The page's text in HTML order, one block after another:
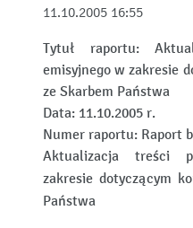
11.10.2005 16:55
Tytuł raportu:
emisyjnego w zakresie
ze Skarbem Państwa
Data: 11.10.2005 r.
Numer raportu: Raport
Aktualizacja treści
zakresie dotyczącym
Państwa